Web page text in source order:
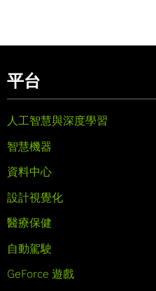
平台
人工智慧與深度學習
智慧機器
資料中心
設計視覺化
醫療保健
自動駕駛
GeForce 遊戲